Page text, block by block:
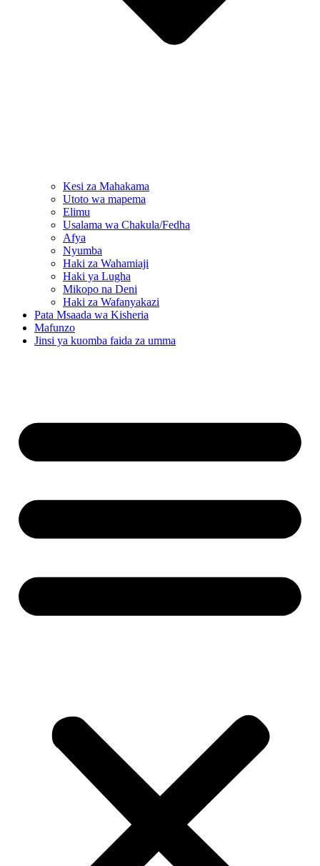
Kesi za Mahakama
Utoto wa mapema
Elimu
Usalama wa Chakula/Fedha
Afya
Nyumba
Haki za Wahamiaji
Haki ya Lugha
Mikopo na Deni
Haki za Wafanyakazi
Pata Msaada wa Kisheria
Mafunzo
Jinsi ya kuomba faida za umma